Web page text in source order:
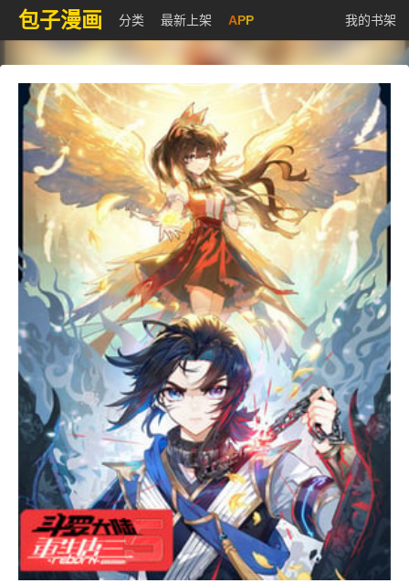
包子漫画 分类 最新上架 APP 我的书架